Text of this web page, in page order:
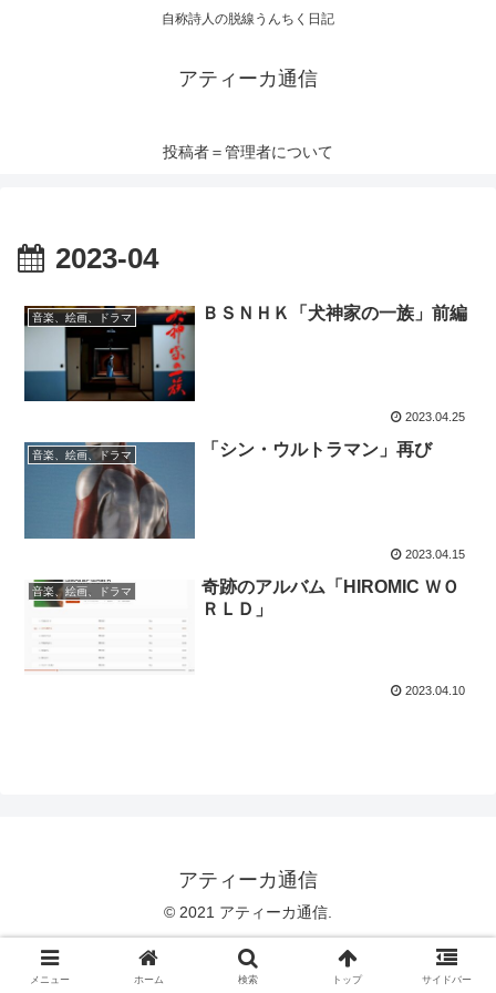
自称詩人の脱線うんちく日記
アティーカ通信
投稿者＝管理者について
2023-04
音楽、絵画、ドラマ ＢＳＮＨＫ「犬神家の一族」前編
2023.04.25
音楽、絵画、ドラマ 「シン・ウルトラマン」再び
2023.04.15
音楽、絵画、ドラマ
奇跡のアルバム「HIROMIC ＷＯ
ＲＬＤ」
2023.04.10
アティーカ通信
© 2021 アティーカ通信.
メニュー ホーム 検索 トップ サイドバー